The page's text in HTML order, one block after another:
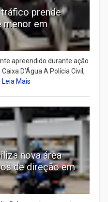
prende
menor em
apreendido durante ação
D’Água A Polícia Civil,
Leia Mais
nova área
de direção em